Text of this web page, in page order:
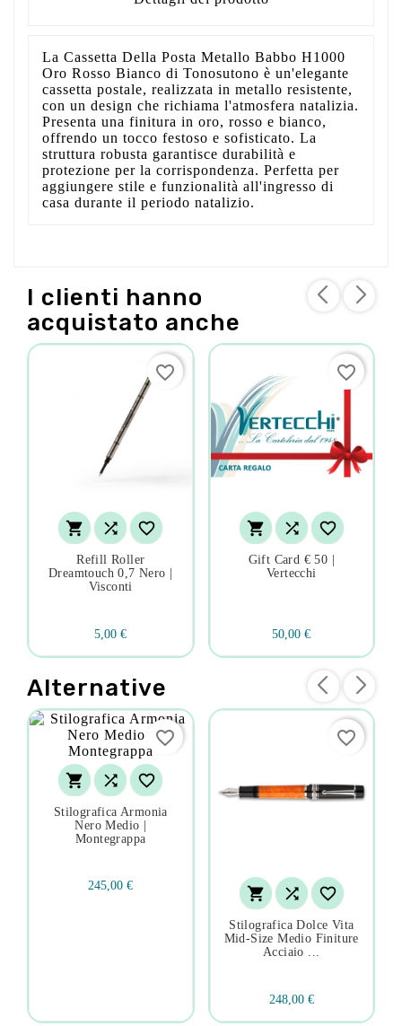
La Cassetta Della Posta Metallo Babbo H1000
Oro Rosso Bianco di Tonosutono è un'elegante
cassetta postale, realizzata in metallo resistente,
con un design che richiama l'atmosfera natalizia.
Presenta una finitura in oro, rosso e bianco,
offrendo un tocco festoso e sofisticato. La
struttura robusta garantisce durabilità e
protezione per la corrispondenza. Perfetta per
aggiungere stile e funzionalità all'ingresso di
casa durante il periodo natalizio.
I clienti hanno
acquistato anche
  
Refill Roller
Dreamtouch 0,7 Nero |
Visconti
5,00 €
favorite_border
  
Gift Card € 50 |
Vertecchi
50,00 €
favorite_border
Alternative
  
Stilografica Armonia
Nero Medio |
Montegrappa
245,00 €
favorite_border
  
Stilografica Dolce Vita
Mid-Size Medio Finiture
Acciaio ...
248,00 €
favorite_border